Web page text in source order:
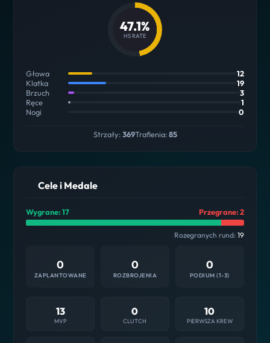
47.1%
HS RATE
Głowa
12
Klatka
19
Brzuch
3
Ręce
1
Nogi
0
Strzały:369Trafienia:85
Cele i Medale
Wygrane: 17 Przegrane: 2
Rozegranych rund: 19
0
ZAPLANTOWANE
0
ROZBROJENIA
0
PODIUM (1-3)
13
MVP
0
CLUTCH
10
PIERWSZA KREW